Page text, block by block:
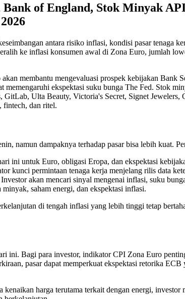
of England, Stok Minyak
antara risiko inflasi, kondisi pasar tenaga
ke inflasi konsumen awal di Zona Euro, jumlah
membantu mengevaluasi prospek kebijakan Bank
memengaruhi ekspektasi suku bunga The Fed. Stok
Ulta Beauty, Victoria's Secret, Signet
fintech, dan ritel.
namun dampaknya terhadap pasar bisa lebih kuat.
ini untuk Euro, obligasi Eropa, dan ekspektasi
kunci permintaan tenaga kerja menjelang rilis data
Investor akan mencari sinyal mengenai inflasi, suku
saham energi, dan ekspektasi inflasi.
di tengah inflasi yang lebih tinggi tetap
Bagi para investor, indikator CPI Zona Euro
pasar dapat memperkuat ekspektasi retorika
harga terutama terkait dengan energi,